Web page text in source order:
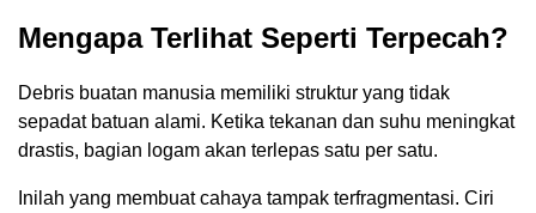
Mengapa Terlihat Seperti Terpecah?
Debris buatan manusia memiliki struktur yang tidak
sepadat batuan alami. Ketika tekanan dan suhu meningkat
drastis, bagian logam akan terlepas satu per satu.
Inilah yang membuat cahaya tampak terfragmentasi. Ciri